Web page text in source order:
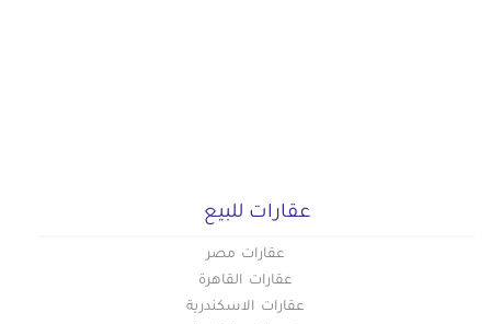
عقارات للبيع
عقارات مصر
عقارات القاهرة
عقارات الاسكندرية